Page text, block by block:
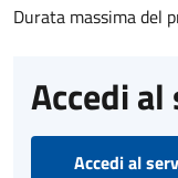
Durata massima del
Accedi
Accedi al